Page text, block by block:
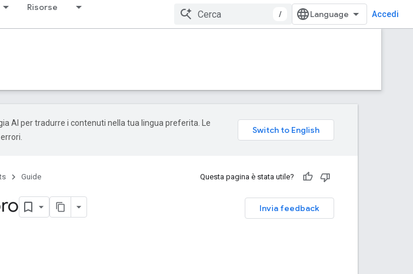
Risorse
/ Accedi
AI per tradurre i contenuti nella tua lingua preferita. Le
Guide Questa pagina è stata utile?
Invia feedback